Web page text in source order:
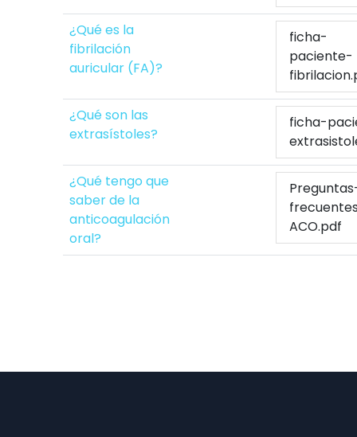
¿Qué es la
fibrilación
auricular (FA)?
ficha-
paciente-
¿Qué son las
extrasístoles?
ficha-
¿Qué tengo que
saber de la
anticoagulación
oral?
ACO.pdf